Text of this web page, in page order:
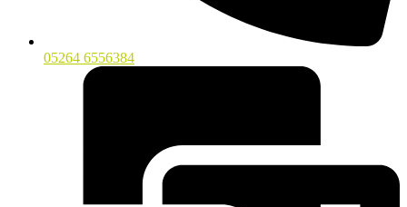
05264 6556384